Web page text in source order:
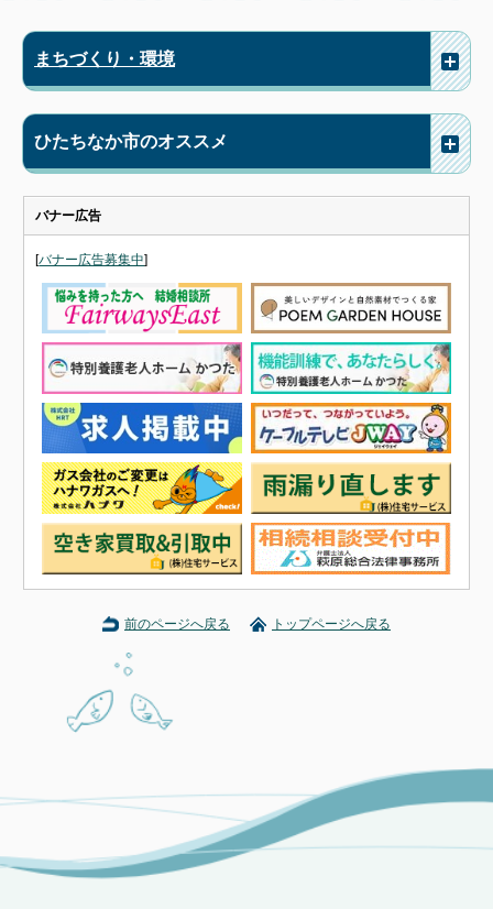
まちづくり・環境
ひたちなか市のオススメ
バナー広告
[バナー広告募集中]
前のページへ戻る トップページへ戻る